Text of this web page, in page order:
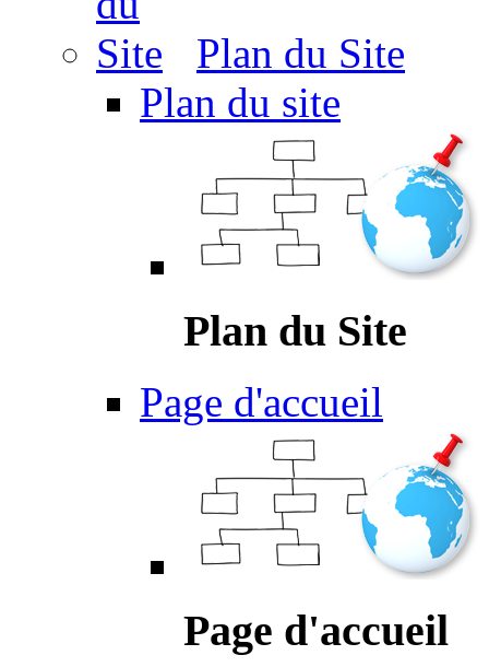
Plan du Site
Plan du site
Plan du Site
Page d'accueil
Page d'accueil